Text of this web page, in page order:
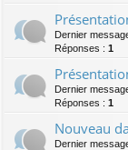
Dernier
Réponses : 1
Dernier
Réponses : 1
Nouveau
Dernier